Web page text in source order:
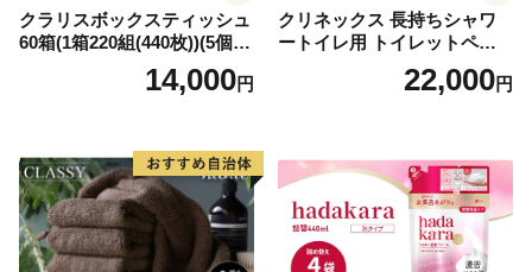
クラリスボックスティッシュ
60箱(1箱220組(440枚))(5個入
り×12セット)【1256759】
14,000円
クリネックス 長持ちシャワ
ートイレ用 トイレットペー
パー（ダブル）64ロール(8ロ
ール×8パック) 開成町 トイレ
蓄 防災 エコ 消耗品 生活雑貨
生活用品 無香料 トイレット
ペーパー ダブル といれっと
ぺーぱー トイレ クレシア ト
イレットペーパー [BDBH002
22,000円